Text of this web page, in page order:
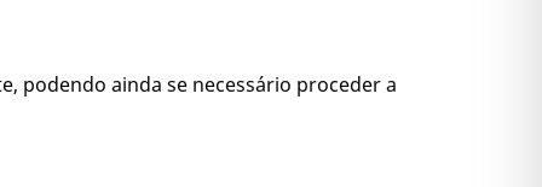
podendo ainda se necessário proceder a